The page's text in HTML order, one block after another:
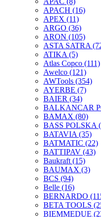
APACH (16)
APEX (11)
ARGO (36)
ARON (105)
ASTA SATRA
ATIKA (5)
Atlas Copco (111)
Awelco (121)
AWTools (354)
AYERBE (7)
BAIER (34)
BALKANCAR
BAMAX (80)
BASS POLSKA
BATAVIA (35)
BATMATIC (22)
BATTIPAV (43)
Baukraft (15)
BAUMAX (3)
BCS (94)
Belle (16)
BERNARDO
BETA TOOLS
BIEMMEDUE